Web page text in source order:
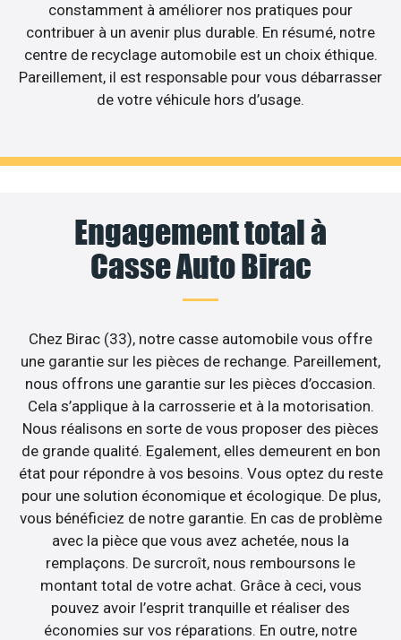
constamment à améliorer nos pratiques pour
contribuer à un avenir plus durable. En résumé, notre
centre de recyclage automobile est un choix éthique.
Pareillement, il est responsable pour vous débarrasser
de votre véhicule hors d’usage.
Engagement total à
Casse Auto Birac
Chez Birac (33), notre casse automobile vous offre
une garantie sur les pièces de rechange. Pareillement,
nous offrons une garantie sur les pièces d’occasion.
Cela s’applique à la carrosserie et à la motorisation.
Nous réalisons en sorte de vous proposer des pièces
de grande qualité. Egalement, elles demeurent en bon
état pour répondre à vos besoins. Vous optez du reste
pour une solution économique et écologique. De plus,
vous bénéficiez de notre garantie. En cas de problème
avec la pièce que vous avez achetée, nous la
remplaçons. De surcroît, nous remboursons le
montant total de votre achat. Grâce à ceci, vous
pouvez avoir l’esprit tranquille et réaliser des
économies sur vos réparations. En outre, notre